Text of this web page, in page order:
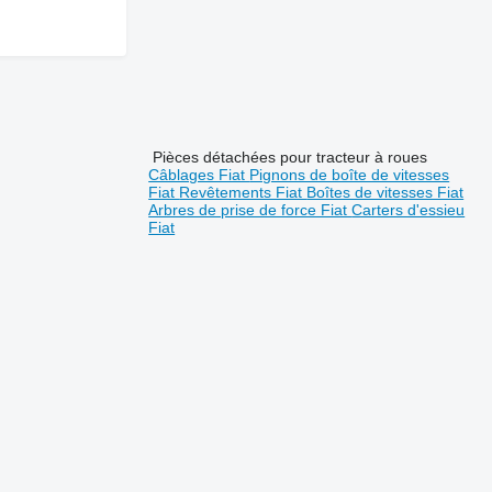
Pièces détachées pour tracteur à roues
Câblages Fiat Pignons de boîte de vitesses
Fiat Revêtements Fiat Boîtes de vitesses Fiat
Arbres de prise de force FiatCarters d'essieu
Fiat